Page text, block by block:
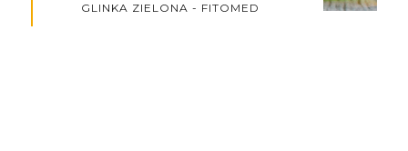
GLINKA ZIELONA - FITOMED